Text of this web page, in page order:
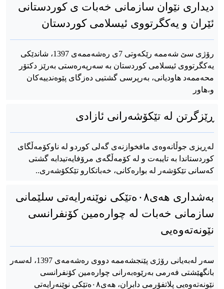
دیداری نێوان سازمانی خەبات ی کوردستانی
ئێران و یەکگرتووی ئیسلامی کوردستان
رۆژی سێ شەممە رێکەوتی 7ی رەشەممەی 1397، شاندێکی
یەکگرتووی ئیسلامی کوردستان بە سەرپەرەستی بەرێز دکتۆر
محەممەد هاودیانی، بەرپرسی گشتیی دەزگای پێوەندییەکان
و،هاور
ڕێزگرتن لە تێکۆشەرانی ئازادی
له‌‌ڕیزی جوڵانەوەی مافخوازنەی گەلی کوردو لە ناوکۆمەڵگای
کوردستاندا بە تایبەت و لە کۆمەڵگەی مرۆفایەتیدابە گشتی
کەسانی تێکۆشەر لە بوارەکانی، خەباتکارو تێککۆشەری..
بەشداری هەی٠۸ەتێکی نوێنەرایەتی سلێمانی
سازمانی خەبات لە چوارەمین کۆنفرانسی
نێونەتەوەیی
سەر لەبەیانی رۆژی پێنجشەممە دووی رەشەمەی 1397، لەسەر
بانگهێشتی فەرمی بەرێوەبەرانی چوارەمین کۆنفرانسی
نێونەتەوەیی پلاتفۆرمی دابران، هەی٠۸ەتێکی نوێنەرایەتی